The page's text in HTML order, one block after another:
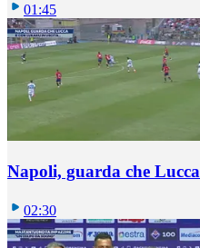
01:45
Napoli, guarda che Lucca
02:30